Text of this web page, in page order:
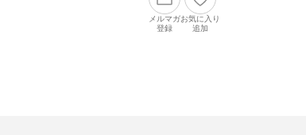
メルマガ
登録
お気に入り
追加